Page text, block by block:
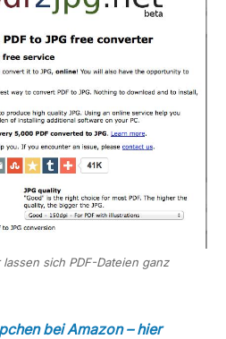
sich PDF-Dateien ganz
bei Amazon – hier